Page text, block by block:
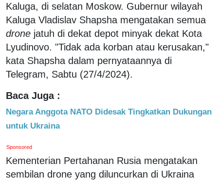
Kaluga, di selatan Moskow. Gubernur wilayah
Kaluga Vladislav Shapsha mengatakan semua
drone jatuh di dekat depot minyak dekat Kota
Lyudinovo. "Tidak ada korban atau kerusakan,"
kata Shapsha dalam pernyataannya di
Telegram, Sabtu (27/4/2024).
Baca Juga :
Negara Anggota NATO Didesak Tingkatkan Dukungan
untuk Ukraina
Sponsored
Kementerian Pertahanan Rusia mengatakan
sembilan drone yang diluncurkan di Ukraina